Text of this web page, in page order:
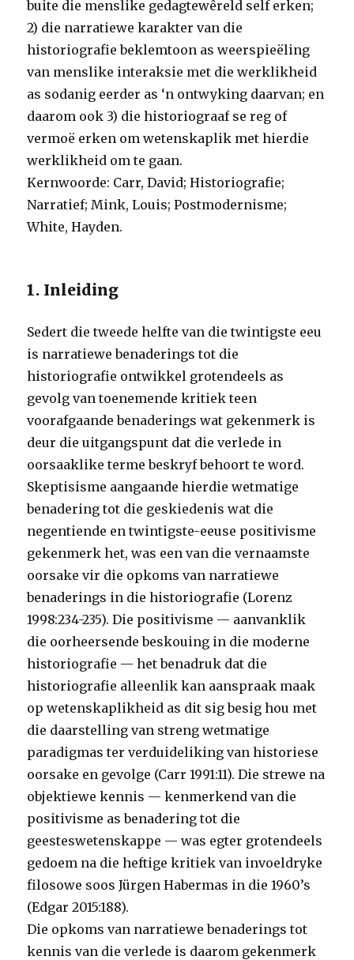
buite die menslike gedagtewêreld self erken;
2) die narratiewe karakter van die
historiografie beklemtoon as weerspieëling
van menslike interaksie met die werklikheid
as sodanig eerder as ‘n ontwyking daarvan; en
daarom ook 3) die historiograaf se reg of
vermoë erken om wetenskaplik met hierdie
werklikheid om te gaan.
Kernwoorde: Carr, David; Historiografie;
Narratief; Mink, Louis; Postmodernisme;
White, Hayden.
1. Inleiding
Sedert die tweede helfte van die twintigste eeu
is narratiewe benaderings tot die
historiografie ontwikkel grotendeels as
gevolg van toenemende kritiek teen
voorafgaande benaderings wat gekenmerk is
deur die uitgangspunt dat die verlede in
oorsaaklike terme beskryf behoort te word.
Skeptisisme aangaande hierdie wetmatige
benadering tot die geskiedenis wat die
negentiende en twintigste-eeuse positivisme
gekenmerk het, was een van die vernaamste
oorsake vir die opkoms van narratiewe
benaderings in die historiografie (Lorenz
1998:234-235). Die positivisme — aanvanklik
die oorheersende beskouing in die moderne
historiografie — het benadruk dat die
historiografie alleenlik kan aanspraak maak
op wetenskaplikheid as dit sig besig hou met
die daarstelling van streng wetmatige
paradigmas ter verduideliking van historiese
oorsake en gevolge (Carr 1991:11). Die strewe na
objektiewe kennis — kenmerkend van die
positivisme as benadering tot die
geesteswetenskappe — was egter grotendeels
gedoem na die heftige kritiek van invoeldryke
filosowe soos Jürgen Habermas in die 1960’s
(Edgar 2015:188).
Die opkoms van narratiewe benaderings tot
kennis van die verlede is daarom gekenmerk